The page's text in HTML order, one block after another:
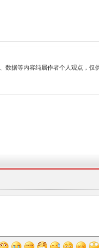
数据等内容纯属作者个人观点，仅